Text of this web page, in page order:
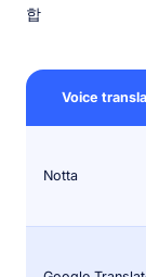
합
Voice
Notta